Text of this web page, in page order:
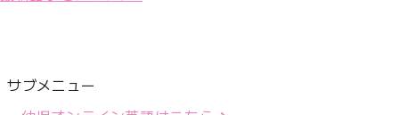
サブメニュー